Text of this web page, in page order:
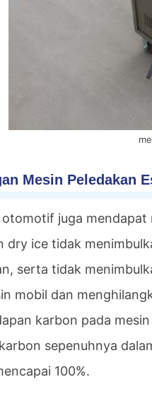
Mesin Peledakan
juga
dry ice tidak
serta tidak
mobil dan
karbon pada
sepenuhnya
100%.